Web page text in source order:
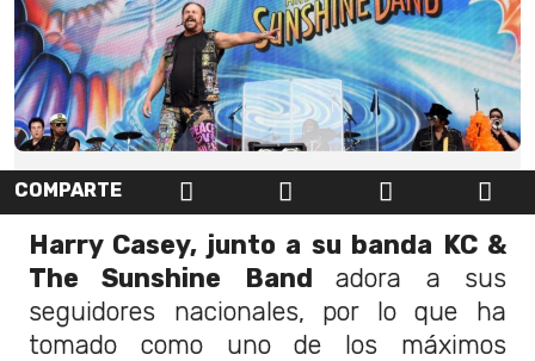
COMPARTE
Harry Casey, junto a su banda KC &
The Sunshine Bandadora a sus
seguidores nacionales, por lo que ha
tomado como uno de los máximos